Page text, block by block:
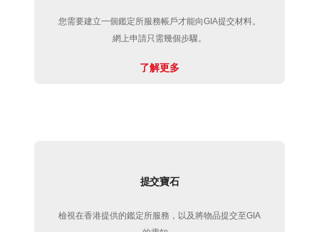
您需要建立一個鑑定所服務帳戶才能向GIA提交材料。
網上申請只需幾個步驟。
了解更多
提交寶石
檢視在香港提供的鑑定所服務，以及將物品提交至GIA